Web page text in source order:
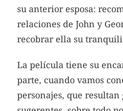
su anterior esposa:
relaciones de John y
recobrar ella su
La película tiene su
parte, cuando vamos
personajes, que resultan